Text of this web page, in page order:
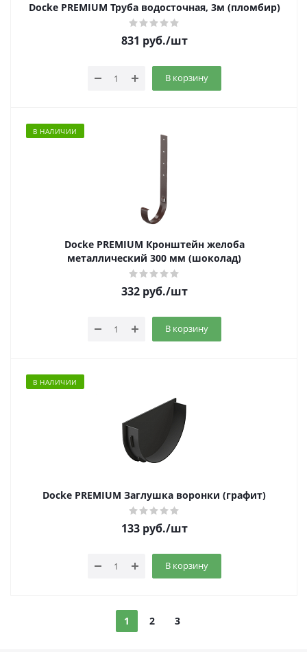
Docke PREMIUM Труба водосточная, 3м (пломбир)
831 руб./шт
В корзину
В НАЛИЧИИ
Docke PREMIUM Кронштейн желоба
металлический 300 мм (шоколад)
332руб./шт
В корзину
В НАЛИЧИИ
Docke PREMIUM Заглушка воронки (графит)
133руб./шт
В корзину
1 2 3